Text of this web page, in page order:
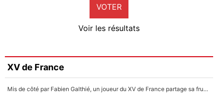
Faris Moumbagna
4%
VOTER
Voir les résultats
XV de France
Mis de côté par Fabien Galthié, un joueur du XV de France partage sa frustration : «ils ne me l’ont pas dit tout de suite»